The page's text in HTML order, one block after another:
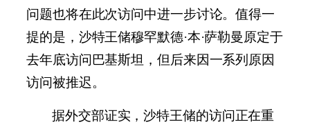
问题也将在此次访问中进一步讨论。值得一
提的是，沙特王储穆罕默德·本·萨勒曼原定于
去年底访问巴基斯坦，但后来因一系列原因
访问被推迟。
据外交部证实，沙特王储的访问正在重